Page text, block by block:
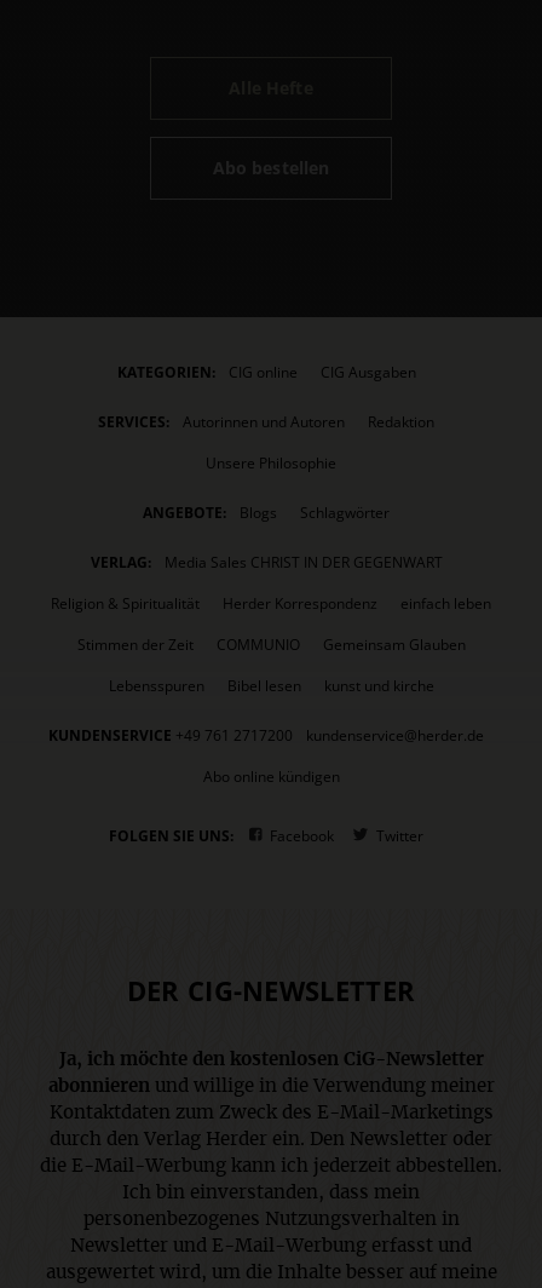
Abo bestellen
KATEGORIEN: CIG online CIG Ausgaben
SERVICES: Autorinnen und Autoren
Redaktion
Unsere Philosophie
ANGEBOTE: Blogs Schlagwörter
VERLAG:
Media Sales CHRIST IN DER GEGENWART
Religion & Spiritualität
Herder Korrespondenz
einfach leben
Stimmen der Zeit
COMMUNIO
Gemeinsam Glauben
Lebensspuren
Bibel lesen kunst und kirche
KUNDENSERVICE +49 761 2717200
kundenservice@herder.de
Abo online kündigen
FOLGEN SIE UNS: Facebook Twitter
DER CIG-NEWSLETTER
Ja, ich möchte den kostenlosen CiG-Newsletter
abonnieren und willige in die Verwendung meiner
Kontaktdaten zum Zweck des E-Mail-Marketings
durch den Verlag Herder ein. Den Newsletter oder
die E-Mail-Werbung kann ich jederzeit abbestellen.
Ich bin einverstanden, dass mein
personenbezogenes Nutzungsverhalten in
Newsletter und E-Mail-Werbung erfasst und
ausgewertet wird, um die Inhalte besser auf meine